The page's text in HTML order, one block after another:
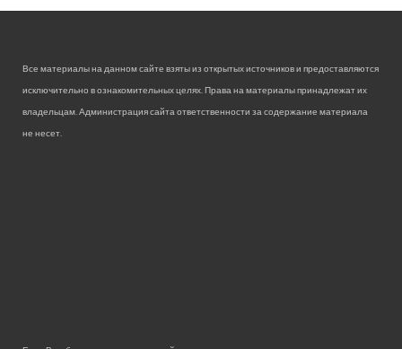
Все материалы на данном сайте взяты из открытых источников и предоставляются
исключительно в ознакомительных целях. Права на материалы принадлежат их
владельцам. Администрация сайта ответственности за содержание материала
не несет.